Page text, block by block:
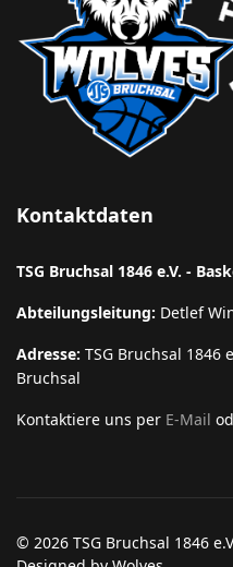
Kontaktdaten
TSG Bruchsal 1846 e.V. -
Abteilungsleitung: Detlef
Adresse: TSG Bruchsal 1846
Bruchsal
Kontaktiere uns per E-Mail
© 2026 TSG Bruchsal 1846